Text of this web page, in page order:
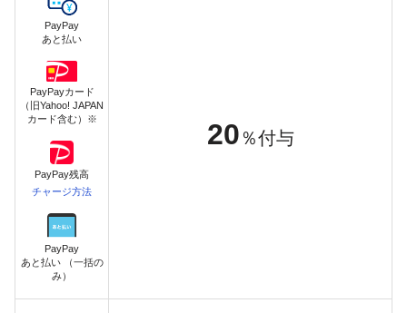
PayPay
あと払い
PayPayカード
（旧Yahoo! JAPAN
カード含む）※
PayPay残高
チャージ方法
PayPay
あと払い （一括の
み）
20 ％付与